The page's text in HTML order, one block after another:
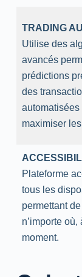
TRADING
Utilise des
avancés
prédictions
des
automatisées
maximiser
Plateforme
tous les
permettant
n’importe où,
moment.